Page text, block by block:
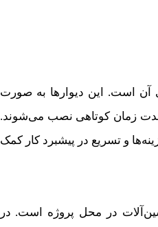
است. این دیوارها به صورت
مدت زمان کوتاهی نصب می‌شوند.
و تسریع در پیشبرد کار کمک
در محل پروژه است. در